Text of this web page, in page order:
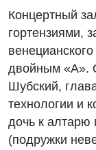
Концертный
гортензиями,
двойным «А».
Шубский,
технологии и
дочь к алтарю
(подружки